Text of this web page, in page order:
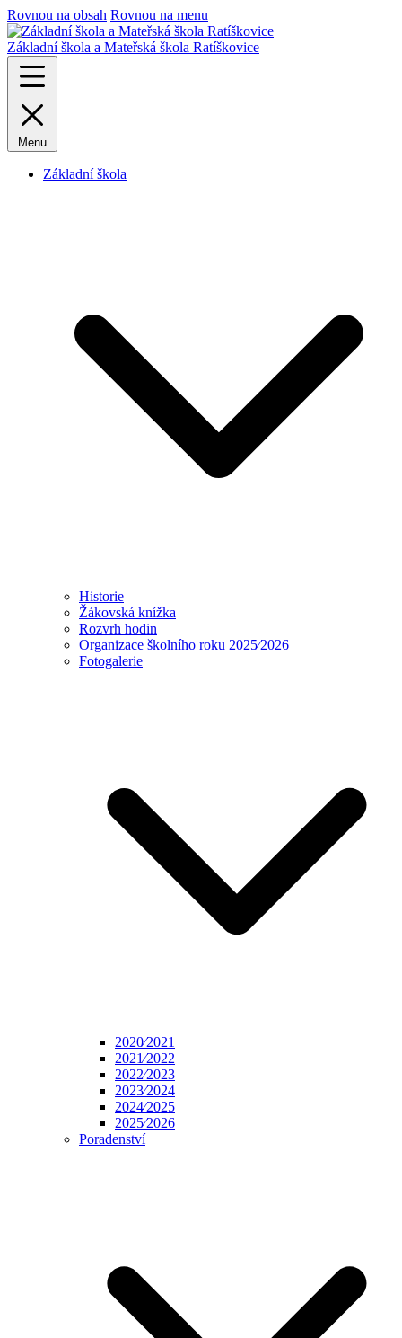
Rovnou na obsah Rovnou na menu
Základní škola a Mateřská škola Ratíškovice
Menu
Základní škola
Historie
Žákovská knížka
Rozvrh hodin
Organizace školního roku 2025⁄2026
Fotogalerie
2020⁄2021
2021⁄2022
2022⁄2023
2023⁄2024
2024⁄2025
2025⁄2026
Poradenství